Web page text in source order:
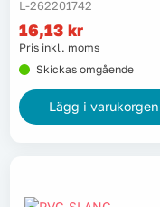
L-262201742
16,13 kr
Pris inkl. moms
Skickas omgående
Lägg i varukorgen